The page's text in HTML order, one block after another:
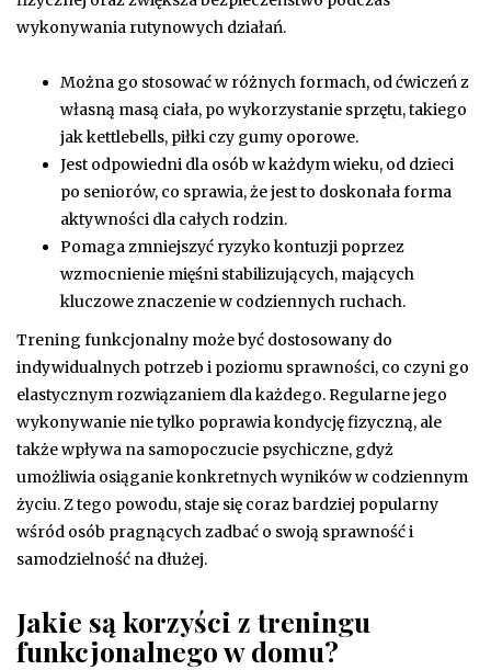
wykonywania rutynowych działań.
Można go stosować w różnych formach, od ćwiczeń z
własną masą ciała, po wykorzystanie sprzętu, takiego
jak kettlebells, piłki czy gumy oporowe.
Jest odpowiedni dla osób w każdym wieku, od dzieci
po seniorów, co sprawia, że jest to doskonała forma
aktywności dla całych rodzin.
Pomaga zmniejszyć ryzyko kontuzji poprzez
wzmocnienie mięśni stabilizujących, mających
kluczowe znaczenie w codziennych ruchach.
Trening funkcjonalny może być dostosowany do
indywidualnych potrzeb i poziomu sprawności, co czyni go
elastycznym rozwiązaniem dla każdego. Regularne jego
wykonywanie nie tylko poprawia kondycję fizyczną, ale
także wpływa na samopoczucie psychiczne, gdyż
umożliwia osiąganie konkretnych wyników w codziennym
życiu. Z tego powodu, staje się coraz bardziej popularny
wśród osób pragnących zadbać o swoją sprawność i
samodzielność na dłużej.
Jakie są korzyści z treningu
funkcjonalnego w domu?